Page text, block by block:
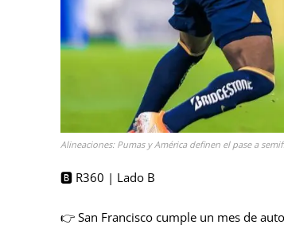
Alineaciones: Pumas y América definen el pase a
🅱️ R360 | Lado B
👉 San Francisco cumple un mes de